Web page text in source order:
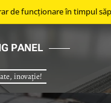
de funcționare în timpul
PANEL
inovație!